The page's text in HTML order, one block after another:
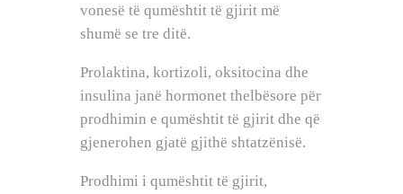
vonesë të qumështit të gjirit më
shumë se tre ditë.
Prolaktina, kortizoli, oksitocina dhe
insulina janë hormonet thelbësore për
prodhimin e qumështit të gjirit dhe që
gjenerohen gjatë gjithë shtatzënisë.
Prodhimi i qumështit të gjirit,